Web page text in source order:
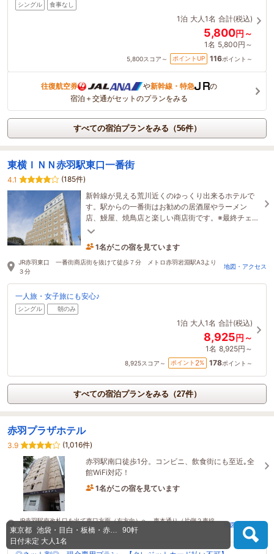
東京都 池袋・目白・板橋・赤…
90軒
日付未定 大人1名
シングル 食事なし
1泊 大人1名 合計(税込)
5,800円～
1名 5,800円～
5,800スコア～ ポイントUP 116ポイント～
往復航空券 や新幹線・特急
の
宿泊＋交通がセットのプランをみる
すべての宿泊プランをみる（56件）
東横ＩＮＮ赤羽駅東口一番街
4.1
(185件)
新幹線が見える荒川近くのゆっくり出来るホテルで
す。駅からの一番街はお勧めの居酒屋やラーメン
店、鰻屋、焼鳥店と楽しい商店街です。※最終チェッ
クイン時間は25:00になりますので、ご注意くださ
1名がこの宿を見ています
23分前に予約されました
JR赤羽東口 一番街商店街を抜けて徒歩７分 メトロ赤羽岩淵駅A3より
３分
地図・アクセス
一人旅・女子旅にも安心♪
シングル 朝のみ
1泊 大人1名 合計(税込)
8,925円～
1名 8,925円～
8,925スコア～ ポイント 2% 178ポイント～
すべての宿泊プランをみる（27件）
赤羽プラザホテル
3.9
(1,016件)
赤羽駅南口徒歩1分。コンビニ、飲食街にも至近｡全
館WiFi対応！
1名がこの宿を見ています
JR赤羽駅南改札口を出て東口方面（右方向）へ。東本通り（片側２車線
の大通り）沿いにあります。
地図・アクセス